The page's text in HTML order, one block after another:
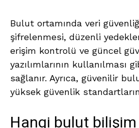
Bulut ortamında veri
şifrelenmesi, düzenli
erişim kontrolü ve güncel
yazılımlarının kullanılması
sağlanır. Ayrıca, güvenilir
yüksek güvenlik
Hangi bulut bilişim